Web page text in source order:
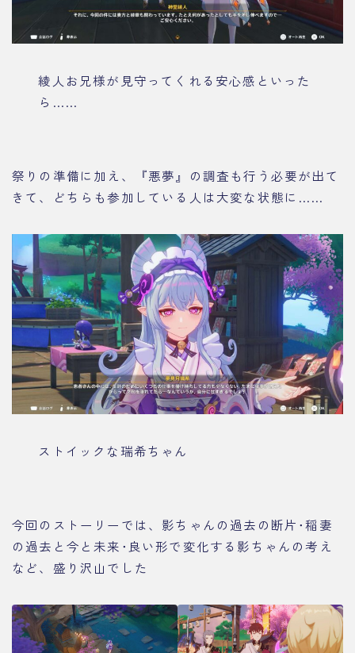
綾人お兄様が見守ってくれる安心感といった
ら……
祭りの準備に加え、『悪夢』の調査も行う必要が出て
きて、どちらも参加している人は大変な状態に……
ストイックな瑞希ちゃん
今回のストーリーでは、影ちゃんの過去の断片･稲妻
の過去と今と未来･良い形で変化する影ちゃんの考え
など、盛り沢山でした